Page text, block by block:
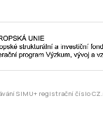
SIMU+ registrační číslo